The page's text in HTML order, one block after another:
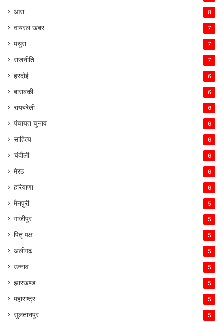
आरा 8
वायरल खबर 7
मथुरा 7
राजनीति 7
हरदोई 6
बाराबंकी 6
रायबरेली 6
पंचायत चुनाव 6
साहित्य 6
चंदौली 6
मेरठ 6
हरियाणा 6
मैनपुरी 5
गाजीपुर 5
पितृ पक्ष 5
अलीगढ़ 5
उन्नाव 5
झारखण्ड 5
महाराष्ट्र 5
सुलतानपुर 5